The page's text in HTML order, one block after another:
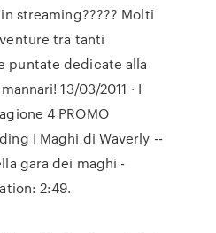
streaming????? Molti
tra tanti
puntate dedicate alla
13/03/2011 · I
4 PROMO
I Maghi di Waverly --
gara dei maghi -
2:49.